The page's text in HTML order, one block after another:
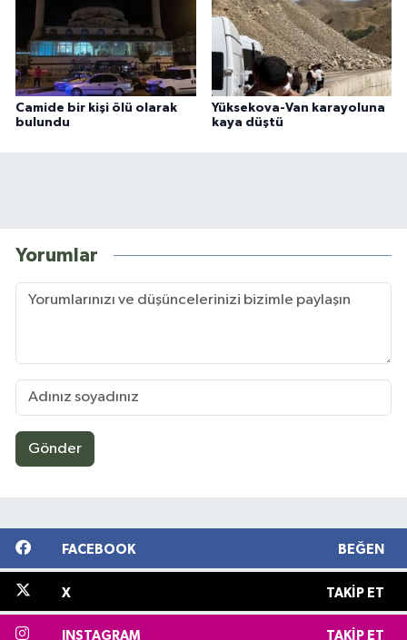
Camide bir kişi ölü olarak
bulundu
Yüksekova-Van karayoluna
kaya düştü
Yorumlar
Gönder
FACEBOOK BEĞEN
X TAKIP ET
INSTAGRAM TAKIP ET